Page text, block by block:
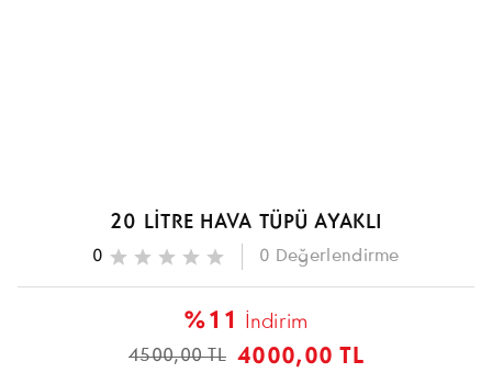
20 LİTRE HAVA TÜPÜ AYAKLI
0 0 Değerlendirme
%11 İndirim
4500,00 TL 4000,00 TL